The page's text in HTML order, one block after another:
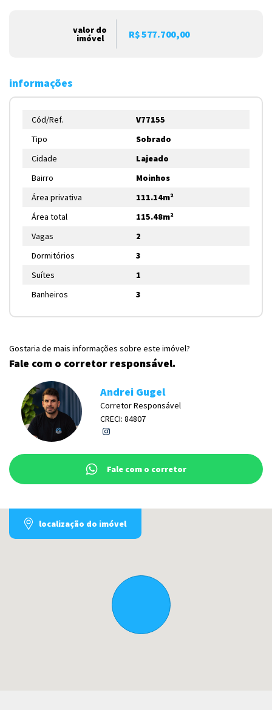
valor do
imóvel R$ 577.700,00
informações
Cód/Ref.
V77155
Tipo
Sobrado
Cidade
Lajeado
Bairro
Moinhos
Área privativa
111.14m²
Área total
115.48m²
Vagas
2
Dormitórios
3
Suítes
1
Banheiros
3
Gostaria de mais informações sobre este imóvel?
Fale com o corretor responsável.
Andrei Gugel
Corretor Responsável
CRECI: 84807
Fale com o corretor
localização do imóvel